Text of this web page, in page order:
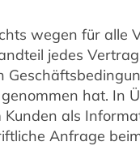
wegen für alle
jedes
hat. In
als
Anfrage